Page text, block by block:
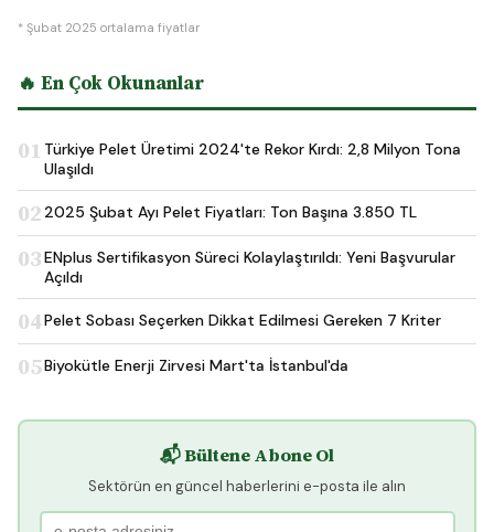
* Şubat 2025 ortalama fiyatlar
🔥 En Çok Okunanlar
01 Türkiye Pelet Üretimi 2024'te Rekor Kırdı: 2,8 Milyon Tona
Ulaşıldı
02 2025 Şubat Ayı Pelet Fiyatları: Ton Başına 3.850 TL
03ENplus Sertifikasyon Süreci Kolaylaştırıldı: Yeni Başvurular
Açıldı
04Pelet Sobası Seçerken Dikkat Edilmesi Gereken 7 Kriter
05Biyokütle Enerji Zirvesi Mart'ta İstanbul'da
📬 Bültene Abone Ol
Sektörün en güncel haberlerini e-posta ile alın